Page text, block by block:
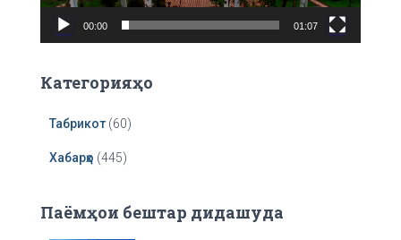
a
00:00 01:07
Категорияҳо
Табрикот (60)
Хабарҳо (445)
Паёмҳои бештар дидашуда